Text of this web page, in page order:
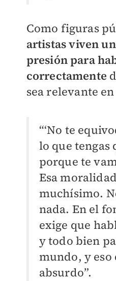
Como figuras
artistas viven
presión para
correctamente
sea relevante
“‘No te
lo que tengas
porque te
Esa
muchísimo.
nada. En el
exige que
y todo bien
mundo, y eso
absurdo”.